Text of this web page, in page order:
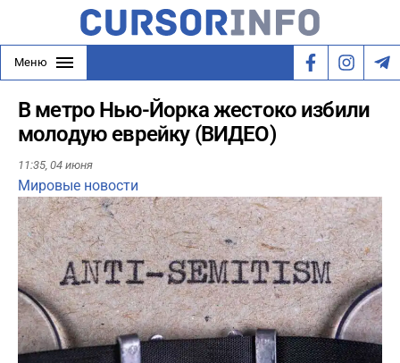
Меню
В метро Нью-Йорка жестоко избили
молодую еврейку (ВИДЕО)
11:35, 04 июня
Мировые новости